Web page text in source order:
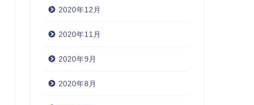
2020年12月
2020年11月
2020年9月
2020年8月